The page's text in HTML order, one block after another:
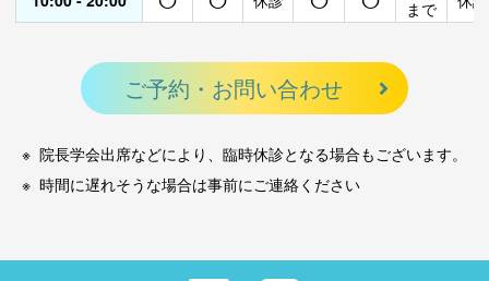
まで
ご予約・お問い合わせ
院長学会出席などにより、臨時休診となる場合もございます。
時間に遅れそうな場合は事前にご連絡ください